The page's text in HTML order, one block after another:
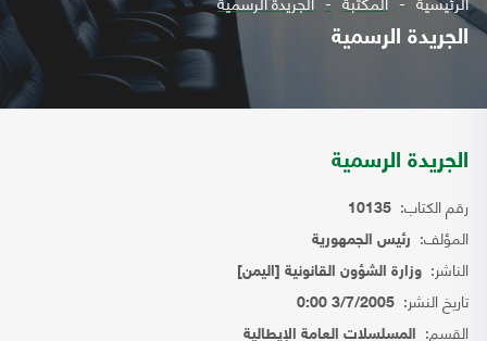
الجريدة الرسمية
الجريدة الرسمية
رقم الكتاب: 10135
المؤلف: رئيس الجمهورية
الناشر: وزارة الشؤون القانونية [اليمن]
تاريخ النشر: 3/7/2005 0:00
القسم: المسلسلات العامة الإيطالية